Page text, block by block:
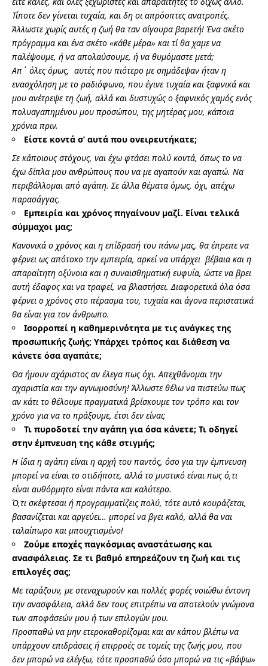
Τίποτε δεν γίνεται τυχαία, και δη οι απρόοπτες ανατροπές.
Άλλωστε χωρίς αυτές η ζωή θα ταν σίγουρα βαρετή! Ένα σκέτο
πρόγραμμα και ένα σκέτο «κάθε μέρα» και τί θα χαμε να
παλέψουμε, ή να απολαύσουμε, ή να θυμόμαστε μετά;
Απ΄ όλες όμως, αυτές που πιότερο με σημάδεψαν ήταν η
ενασχόληση με το ραδιόφωνο, που έγινε τυχαία και ξαφνικά και
μου ανέτρεψε τη ζωή, αλλά και δυστυχώς ο ξαφνικός χαμός ενός
πολυαγαπημένου μου προσώπου, της μητέρας μου, κάποια
χρόνια πριν.
Είστε κοντά σ’ αυτά που ονειρευτήκατε;
Σε κάποιους στόχους, ναι έχω φτάσει πολύ κοντά, όπως το να
έχω δίπλα μου ανθρώπους που να με αγαπούν και αγαπώ. Να
περιβάλλομαι από αγάπη. Σε άλλα θέματα όμως, όχι, απέχω
παρασάγγας.
Εμπειρία και χρόνος πηγαίνουν μαζί. Είναι τελικά
σύμμαχοι μας;
Κανονικά ο χρόνος και η επίδρασή του πάνω μας, θα έπρεπε να
φέρνει ως απότοκο την εμπειρία, αρκεί να υπάρχει βέβαια και η
απαραίτητη οξύνοια και η συναισθηματική ευφυΐα, ώστε να βρει
αυτή έδαφος και να τραφεί, να βλαστήσει. Διαφορετικά όλα όσα
φέρνει ο χρόνος στο πέρασμα του, τυχαία και άγονα περιστατικά
θα είναι για τον άνθρωπο.
Ισορροπεί η καθημερινότητα με τις ανάγκες της
προσωπικής ζωής; Υπάρχει τρόπος και διάθεση να
κάνετε όσα αγαπάτε;
Θα ήμουν αχάριστος αν έλεγα πως όχι. Απεχθάνομαι την
αχαριστία και την αγνωμοσύνη! Άλλωστε θέλω να πιστεύω πως
αν κάτι το θέλουμε πραγματικά βρίσκουμε τον τρόπο και τον
χρόνο για να το πράξουμε, έτσι δεν είναι;
Τι πυροδοτεί την αγάπη για όσα κάνετε; Τι οδηγεί
στην έμπνευση της κάθε στιγμής;
Η ίδια η αγάπη είναι η αρχή του παντός, όσο για την έμπνευση
μπορεί να είναι το οτιδήποτε, αλλά το μυστικό είναι πως ό,τι
είναι αυθόρμητο είναι πάντα και καλύτερο.
Ό,τι σκέφτεσαι ή προγραμματίζεις πολύ, τότε αυτό κουράζεται,
βασανίζεται και αργεύει… μπορεί να βγει καλό, αλλά θα ναι
ταλαίπωρο και μπουχτισμένο!
Ζούμε εποχές παγκόσμιας αναστάτωσης και
ανασφάλειας. Σε τι βαθμό επηρεάζουν τη ζωή και τις
επιλογές σας;
Με ταράζουν, με στεναχωρούν και πολλές φορές νοιώθω έντονη
την ανασφάλεια, αλλά δεν τους επιτρέπω να αποτελούν γνώμονα
των αποφάσεών μου ή των επιλογών μου.
Προσπαθώ να μην ετεροκαθορίζομαι και αν κάπου βλέπω να
υπάρχουν επιδράσεις ή επιρροές σε τομείς της ζωής μου, που
δεν μπορώ να ελέγξω, τότε προσπαθώ όσο μπορώ να τις «βάψω»